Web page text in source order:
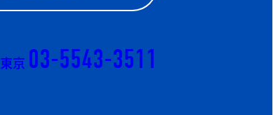
東京 03-5543-3511